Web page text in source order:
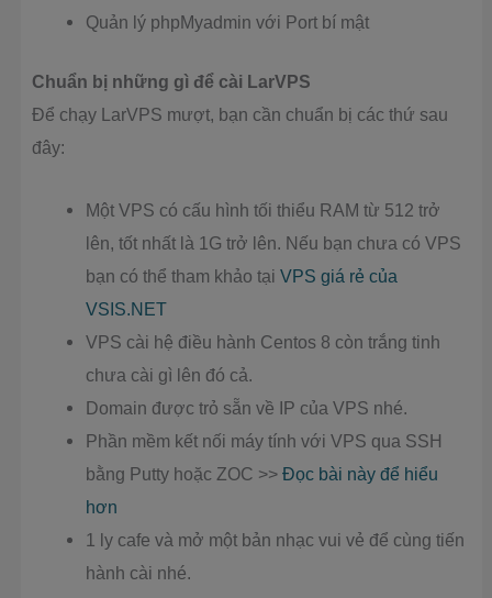
Quản lý phpMyadmin với Port bí mật
Chuẩn bị những gì để cài LarVPS
Để chạy LarVPS mượt, bạn cần chuẩn bị các thứ sau
đây:
Một VPS có cấu hình tối thiểu RAM từ 512 trở
lên, tốt nhất là 1G trở lên. Nếu bạn chưa có VPS
bạn có thể tham khảo tạiVPS giá rẻ của
VSIS.NET
VPS cài hệ điều hành Centos 8 còn trắng tinh
chưa cài gì lên đó cả.
Domain được trỏ sẵn về IP của VPS nhé.
Phần mềm kết nối máy tính với VPS qua SSH
bằng Putty hoặc ZOC >>Đọc bài này để hiểu
hơn
1 ly cafe và mở một bản nhạc vui vẻ để cùng tiến
hành cài nhé.